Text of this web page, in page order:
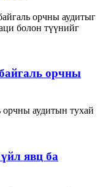
орчны аудитыг
болон түүнийг
орчны
орчны аудитын тухай
явц ба